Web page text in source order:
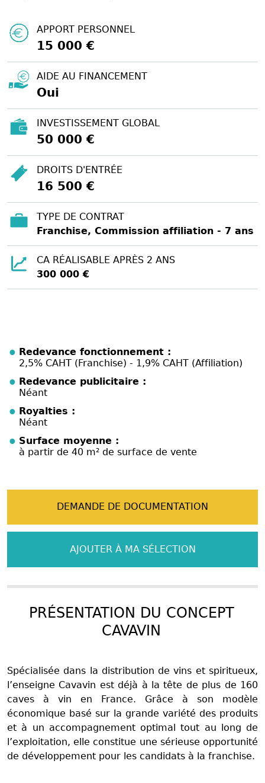
APPORT PERSONNEL
15 000 €
AIDE AU FINANCEMENT
Oui
INVESTISSEMENT GLOBAL
50 000 €
DROITS D'ENTRÉE
16 500 €
TYPE DE CONTRAT
Franchise, Commission affiliation - 7 ans
CA RÉALISABLE APRÈS 2 ANS
300 000 €
Redevance fonctionnement :
2,5% CAHT (Franchise) - 1,9% CAHT (Affiliation)
Redevance publicitaire :
Néant
Royalties :
Néant
Surface moyenne :
à partir de 40 m² de surface de vente
DEMANDE DE DOCUMENTATION
AJOUTER À MA SÉLECTION
PRÉSENTATION DU CONCEPT
CAVAVIN
Spécialisée dans la distribution de vins et spiritueux,
l’enseigne Cavavin est déjà à la tête de plus de 160
caves à vin en France. Grâce à son modèle
économique basé sur la grande variété des produits
et à un accompagnement optimal tout au long de
l’exploitation, elle constitue une sérieuse opportunité
de développement pour les candidats à la franchise.